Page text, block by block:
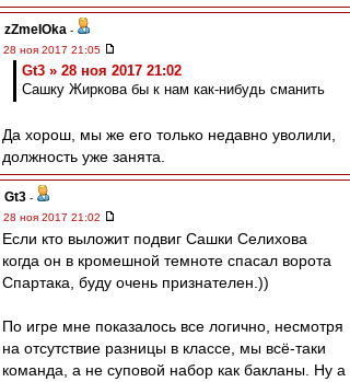
zZmeIOka -
28 ноя 2017 21:05
Gt3 » 28 ноя 2017 21:02
Сашку Жиркова бы к нам как-нибудь сманить
Да хорош, мы же его только недавно уволили,
должность уже занята.
Gt3 -
28 ноя 2017 21:02
Если кто выложит подвиг Сашки Селихова
когда он в кромешной темноте спасал ворота
Спартака, буду очень признателен.))
По игре мне показалось все логично, несмотря
на отсутствие разницы в классе, мы всё-таки
команда, а не суповой набор как бакланы. Ну а